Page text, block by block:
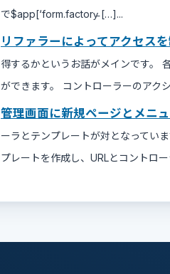
で$app[‘form.factory̵ […]...
リファラーによってアクセス
得するかというお話がメインです。
ができます。 コントローラーのア
管理画面に新規ページとメニ
ーラとテンプレートが対となってい
プレートを作成し、URLとコントロ